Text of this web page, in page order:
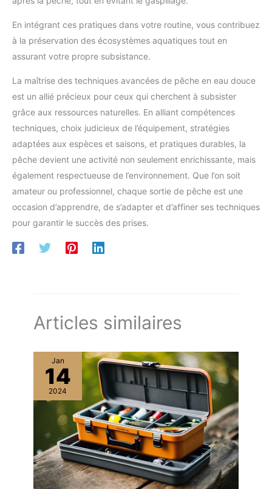
En intégrant ces pratiques dans votre routine, vous contribuez
à la préservation des écosystèmes aquatiques tout en
assurant votre propre subsistance.
La maîtrise des techniques avancées de pêche en eau douce
est un allié précieux pour ceux qui cherchent à subsister
grâce aux ressources naturelles. En alliant compétences
techniques, choix judicieux de l’équipement, stratégies
adaptées aux espèces et saisons, et pratiques durables, la
pêche devient une activité non seulement enrichissante, mais
également respectueuse de l’environnement. Que l’on soit
amateur ou professionnel, chaque sortie de pêche est une
occasion d’apprendre, de s’adapter et d’affiner ses techniques
pour garantir le succès des prises.
Articles similaires
Jan
14
2024